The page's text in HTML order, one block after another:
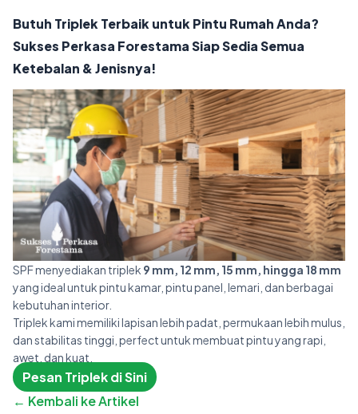
Butuh Triplek Terbaik untuk Pintu Rumah Anda?
Sukses Perkasa Forestama Siap Sedia Semua
Ketebalan & Jenisnya!
SPF menyediakan triplek 9 mm, 12 mm, 15 mm, hingga 18 mm
yang ideal untuk pintu kamar, pintu panel, lemari, dan berbagai
kebutuhan interior.
Triplek kami memiliki lapisan lebih padat, permukaan lebih mulus,
dan stabilitas tinggi, perfect untuk membuat pintu yang rapi,
awet, dan kuat.
Pesan Triplek di Sini
← Kembali ke Artikel